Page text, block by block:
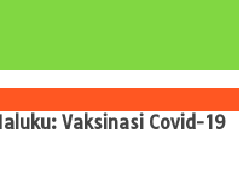
Vaksinasi Covid-19